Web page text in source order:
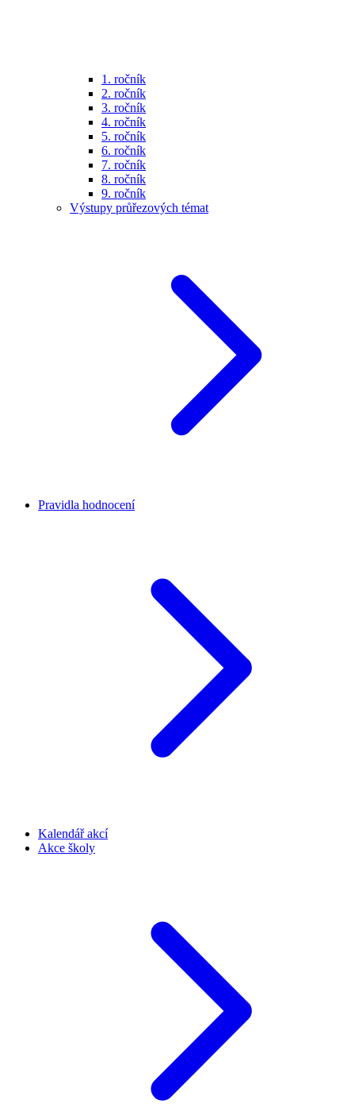
1. ročník
2. ročník
3. ročník
4. ročník
5. ročník
6. ročník
7. ročník
8. ročník
9. ročník
Výstupy průřezových témat
Pravidla hodnocení
Kalendář akcí
Akce školy